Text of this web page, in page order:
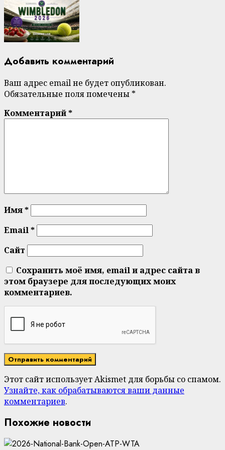
Добавить комментарий
Ваш адрес email не будет опубликован.
Обязательные поля помечены *
Комментарий*
Имя*
Email*
Сайт
Сохранить моё имя, email и адрес сайта в
этом браузере для последующих моих
комментариев.
Этот сайт использует Akismet для борьбы со спамом.
Узнайте, как обрабатываются ваши данные
комментариев.
Похожие новости